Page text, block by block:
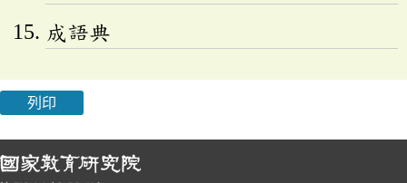
成語典
列印